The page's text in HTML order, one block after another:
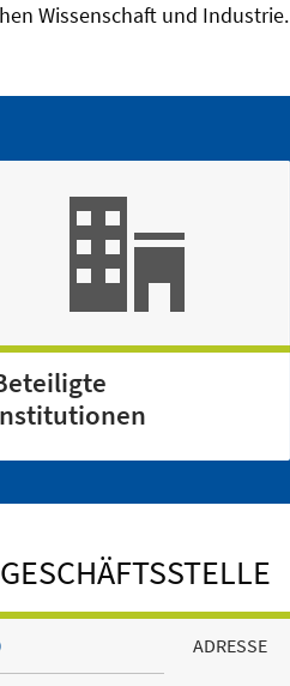
Wissenschaft und Industrie.
ADRESSE